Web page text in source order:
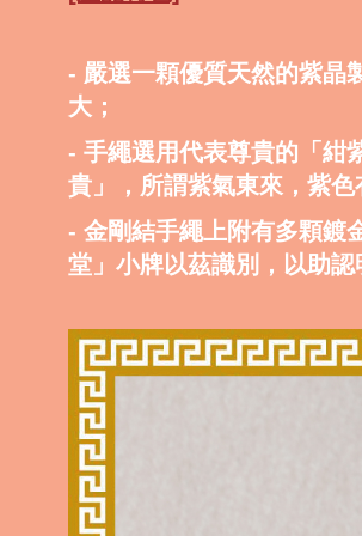
- 嚴選一顆優質天然的紫晶
大；
- 手繩選用代表尊貴的「紺
貴」，所謂紫氣東來，紫色
- 金剛結手繩上附有多顆鍍
堂」小牌以茲識別，以助認